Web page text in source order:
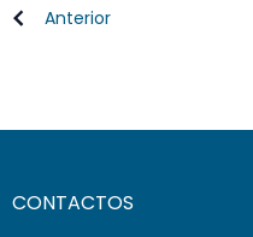
Anterior
CONTACTOS